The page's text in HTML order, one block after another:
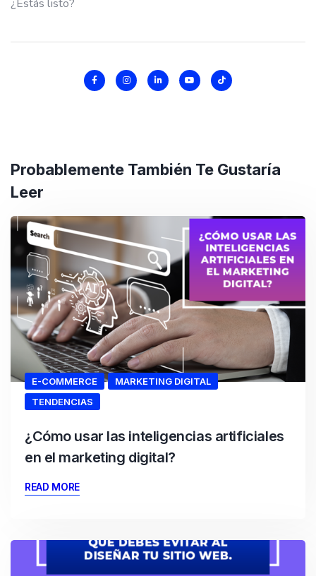
¿Estás listo?
Probablemente También Te Gustaría
Leer
E-COMMERCE
MARKETING DIGITAL
TENDENCIAS
¿Cómo usar las inteligencias artificiales
en el marketing digital?
READ MORE